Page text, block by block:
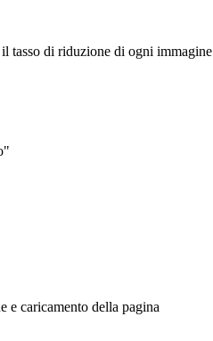
tasso di riduzione di ogni immagine
e caricamento della pagina